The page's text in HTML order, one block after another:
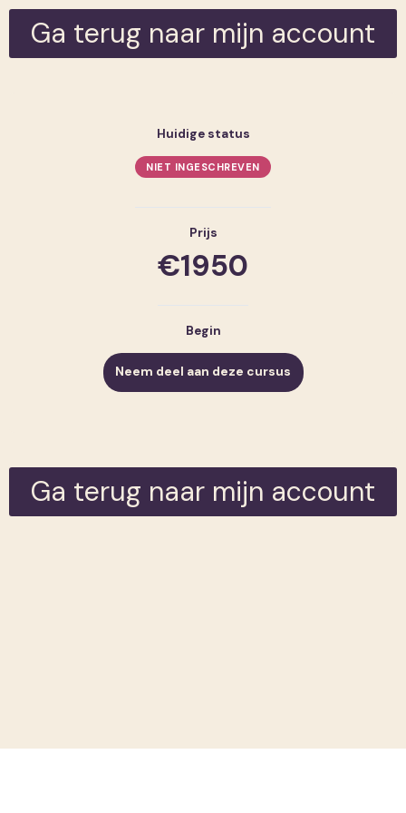
Ga terug naar mijn account
Huidige status
NIET INGESCHREVEN
Prijs
€1950
Begin
Neem deel aan deze cursus
Ga terug naar mijn account